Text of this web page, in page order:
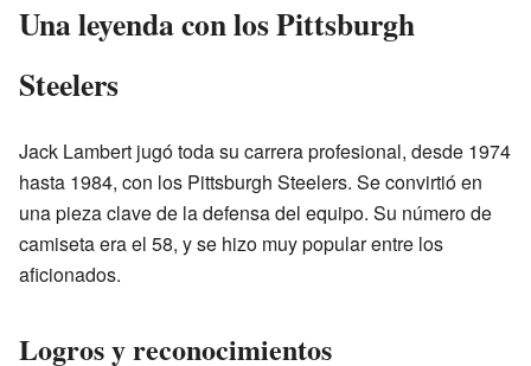
Una leyenda con los Pittsburgh
Steelers
Jack Lambert jugó toda su carrera profesional, desde 1974
hasta 1984, con los Pittsburgh Steelers. Se convirtió en
una pieza clave de la defensa del equipo. Su número de
camiseta era el 58, y se hizo muy popular entre los
aficionados.
Logros y reconocimientos